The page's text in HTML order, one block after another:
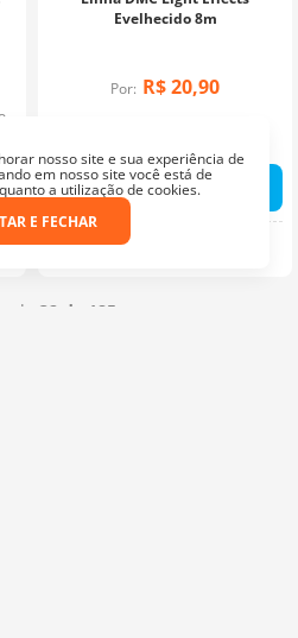
nosso site e sua experiência de
em nosso site você está de
a utilização de cookies.
E FECHAR
Evelhecido 8m
Por: R$20,90
CORES OU VARIAÇÕES
32 de 185